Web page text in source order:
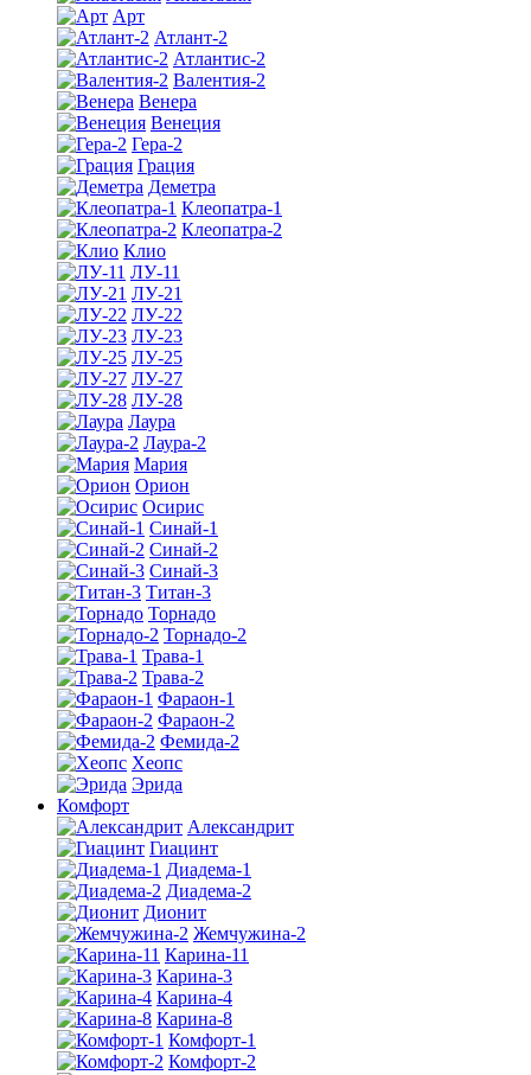
Арт
Атлант-2
Атлантис-2
Валентия-2
Венера
Венеция
Гера-2
Грация
Деметра
Клеопатра-1
Клеопатра-2
Клио
ЛУ-11
ЛУ-21
ЛУ-22
ЛУ-23
ЛУ-25
ЛУ-27
ЛУ-28
Лаура
Лаура-2
Мария
Орион
Осирис
Синай-1
Синай-2
Синай-3
Титан-3
Торнадо
Торнадо-2
Трава-1
Трава-2
Фараон-1
Фараон-2
Фемида-2
Хеопс
Эрида
Комфорт
Алекcандрит
Гиацинт
Диадема-1
Диадема-2
Дионит
Жемчужина-2
Карина-11
Карина-3
Карина-4
Карина-8
Комфорт-1
Комфорт-2